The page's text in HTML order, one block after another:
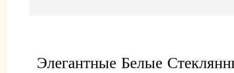
Элегантные Белые